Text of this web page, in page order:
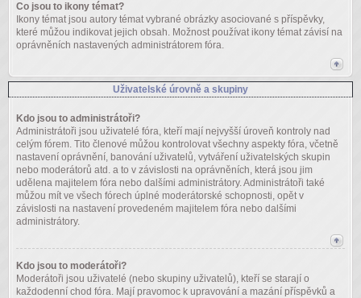
Co jsou to ikony témat?
Ikony témat jsou autory témat vybrané obrázky asociované s příspěvky,
které můžou indikovat jejich obsah. Možnost používat ikony témat závisí na
oprávněních nastavených administrátorem fóra.
Uživatelské úrovně a skupiny
Kdo jsou to administrátoři?
Administrátoři jsou uživatelé fóra, kteří mají nejvyšší úroveň kontroly nad
celým fórem. Tito členové můžou kontrolovat všechny aspekty fóra, včetně
nastavení oprávnění, banování uživatelů, vytváření uživatelských skupin
nebo moderátorů atd. a to v závislosti na oprávněních, která jsou jim
udělena majitelem fóra nebo dalšími administrátory. Administrátoři také
můžou mít ve všech fórech úplné moderátorské schopnosti, opět v
závislosti na nastavení provedeném majitelem fóra nebo dalšími
administrátory.
Kdo jsou to moderátoři?
Moderátoři jsou uživatelé (nebo skupiny uživatelů), kteří se starají o
každodenní chod fóra. Mají pravomoc k upravování a mazání příspěvků a